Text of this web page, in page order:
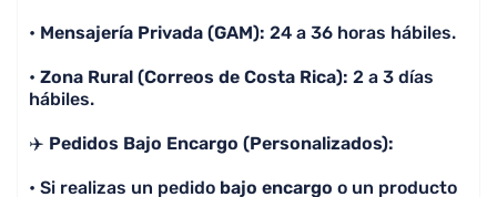
lo más
• Mensajería Privada (GAM): 24 a 36 horas hábiles.
• Zona Rural (Correos de Costa Rica): 2 a 3 días
hábiles.
✈️ Pedidos Bajo Encargo (Personalizados):
• Si realizas un pedido bajo encargo o un producto